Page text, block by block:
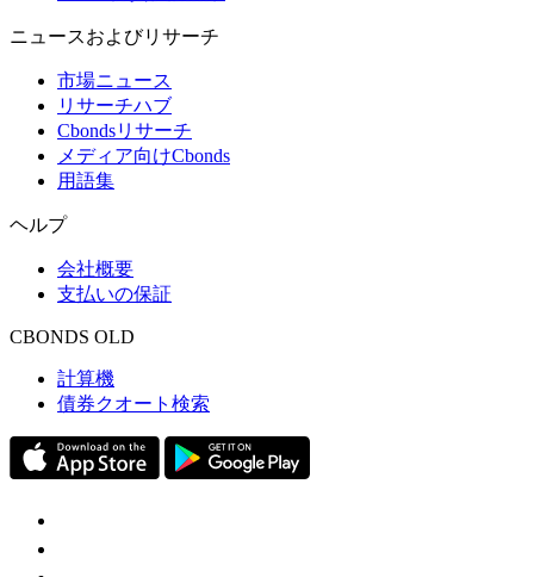
ニュースおよびリサーチ
市場ニュース
リサーチハブ
Cbondsリサーチ
メディア向けCbonds
用語集
ヘルプ
会社概要
支払いの保証
CBONDS OLD
計算機
債券クオート検索